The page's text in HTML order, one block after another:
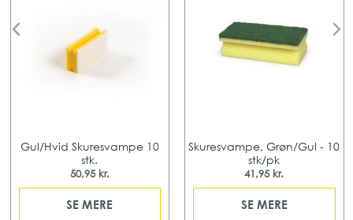
Gul/Hvid Skuresvampe 10
stk.
50,95 kr.
SE MERE
Skuresvampe, Grøn/Gul - 10
stk/pk
41,95 kr.
SE MERE